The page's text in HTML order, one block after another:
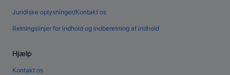
Juridiske oplysninger/Kontakt os
Retningslinjer for indhold og indberetning af indhold
Hjælp
Kontakt os